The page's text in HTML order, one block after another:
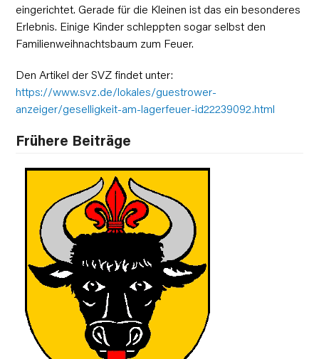
eingerichtet. Gerade für die Kleinen ist das ein besonderes
Erlebnis. Einige Kinder schleppten sogar selbst den
Familienweihnachtsbaum zum Feuer.
Den Artikel der SVZ findet unter:
https://www.svz.de/lokales/guestrower-
anzeiger/geselligkeit-am-lagerfeuer-id22239092.html
Frühere Beiträge